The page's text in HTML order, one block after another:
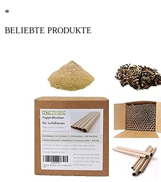
*
BELIEBTE PRODUKTE